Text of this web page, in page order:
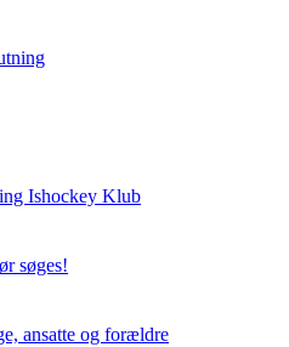
Ishockey Klub
søges!
ansatte og forældre